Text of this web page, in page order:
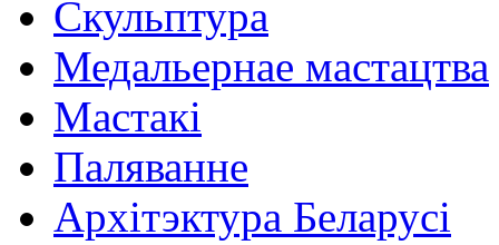
Скульптура
Медальернае мастацтва
Мастакі
Паляванне
Архітэктура Беларусі